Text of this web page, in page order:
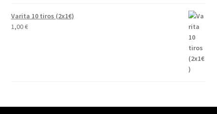
Varita 10 tiros (2x1€)
1,00€